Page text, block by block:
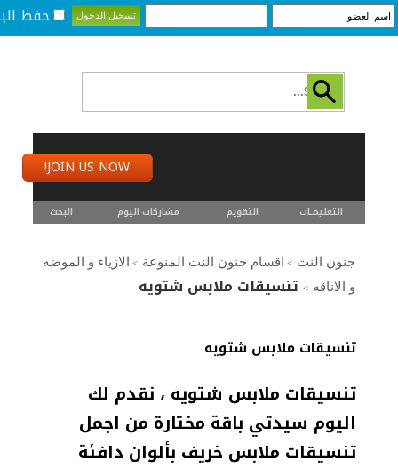
حفظ
JOIN US NOW!
التعليمـــات التقويم مشاركات اليوم البحث
جنون النت > اقسام جنون النت المنوعة >
الازياء و الموضه
و الاناقه > تنسيقات ملابس شتويه
تنسيقات ملابس شتويه
تنسيقات ملابس شتويه ، نقدم لك
اليوم سيدتي باقة مختارة من اجمل
تنسيقات ملابس خريف بألوان دافئة